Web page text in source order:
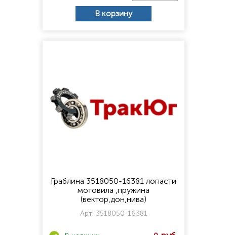
В корзину
Граблина 3518050-16381 лопасти
мотовила ,пружина
(вектор,дон,нива)
Арт: 3518050-16381